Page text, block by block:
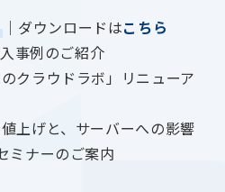
｜ダウンロードはこちら
事例のご紹介
クラウドラボ」リニューア
上げと、サーバーへの影響
ミナーのご案内